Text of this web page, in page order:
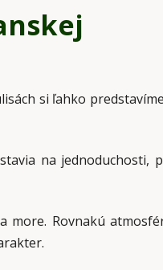
si ľahko
na jednoduchosti,
more. Rovnakú